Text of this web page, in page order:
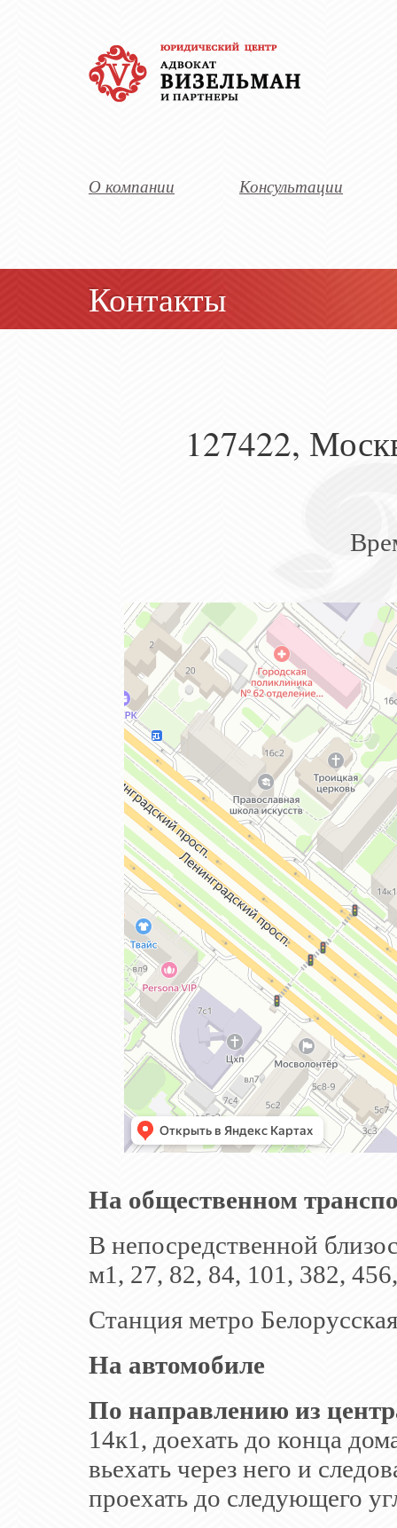
О компании Консультации
Контакты
127422,
На общественном
В непосредственной
м1, 27, 82, 84, 101, 382,
Станция метро
На автомобиле
По направлению из
14к1, доехать до конца
вьехать через него и
проехать до следующего